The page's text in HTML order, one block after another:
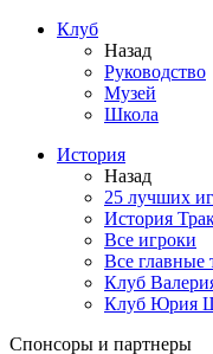
Клуб
Назад
Руководство
Музей
Школа
История
Назад
25 лучших
История
Все игроки
Все главные
Клуб
Клуб Юрия
Спонсоры и партнеры